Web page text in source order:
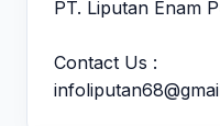
PT. Liputan Enam
Contact Us :